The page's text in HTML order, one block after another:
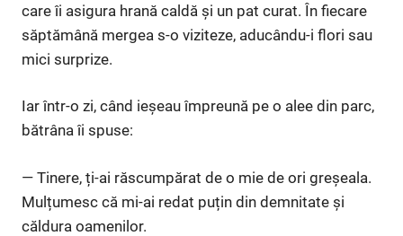
care îi asigura hrană caldă și un pat curat. În fiecare
săptămână mergea s-o viziteze, aducându-i flori sau
mici surprize.
Iar într-o zi, când ieșeau împreună pe o alee din parc,
bătrâna îi spuse:
— Tinere, ți-ai răscumpărat de o mie de ori greșeala.
Mulțumesc că mi-ai redat puțin din demnitate și
căldura oamenilor.